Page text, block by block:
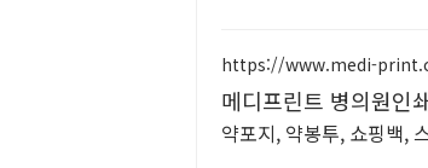
https://www.medi-
메디프린트 병의원인
약포지, 약봉투, 쇼핑백,